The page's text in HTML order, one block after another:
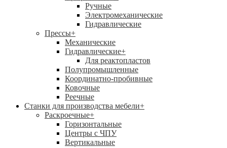
Ручные
Электромеханические
Гидравлические
Прессы+
Механические
Гидравлические+
Для реактопластов
Полупромышленные
Координатно-пробивные
Ковочные
Реечные
Станки для производства мебели+
Раскроечные+
Горизонтальные
Центры с ЧПУ
Вертикальные